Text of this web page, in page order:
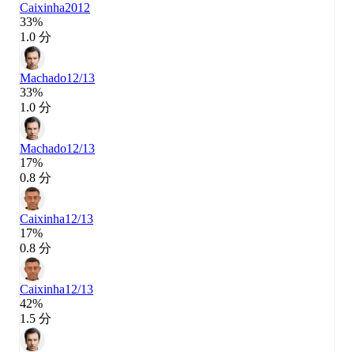
Caixinha2012
33%
1.0 分
Machado12/13
33%
1.0 分
Machado12/13
17%
0.8 分
Caixinha12/13
17%
0.8 分
Caixinha12/13
42%
1.5 分